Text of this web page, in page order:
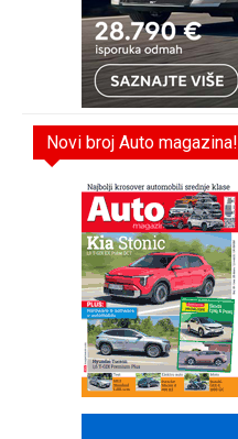
Novi broj Auto magazina!